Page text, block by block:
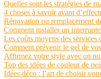
Quelles sont les stratégies de
4 choses à savoir avant
Rénovation ou remplacement
Comment installer un
Les coûts moyens des
Comment prévenir le gel de
Affirmez votre style avec un
Top des idées de couleur de
Idées déco : l’art de choisir